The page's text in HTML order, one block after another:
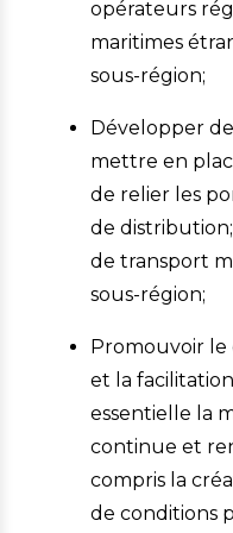
opérateurs
maritimes
sous-région;
Développer
mettre en
de relier les
de
de transport
sous-région;
Promouvoir
et la
essentielle la
continue et
compris la
de conditions